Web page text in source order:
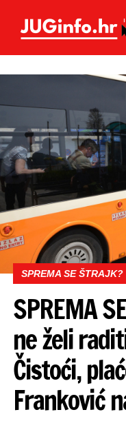
SPREMA SE ŠTRAJK?
SPREMA
ne želi
Čistoći,
Franković